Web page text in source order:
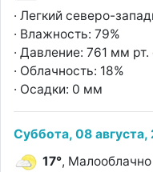
· Легкий северо-
· Влажность: 79%
· Давление: 761 мм рт.
· Облачность: 18%
· Осадки: 0 мм
Суббота, 08
17°, Малооблачно